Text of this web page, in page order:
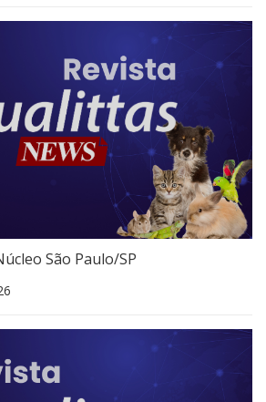
São Paulo/SP